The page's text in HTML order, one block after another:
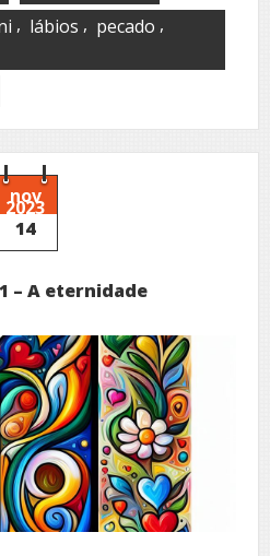
, lábios , pecado ,
nov
2023
14
– A eternidade